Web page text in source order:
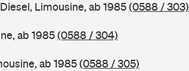
Limousine, ab 1985(0588 / 303)
ab 1985(0588 / 304)
ab 1985(0588 / 305)